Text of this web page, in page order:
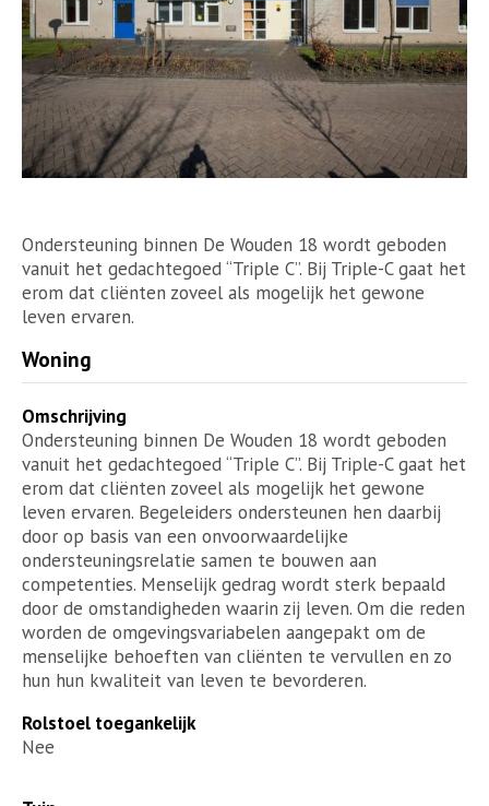
Ondersteuning binnen De Wouden 18 wordt geboden
vanuit het gedachtegoed “Triple C”. Bij Triple-C gaat het
erom dat cliënten zoveel als mogelijk het gewone
leven ervaren.
Woning
Omschrijving
Ondersteuning binnen De Wouden 18 wordt geboden
vanuit het gedachtegoed “Triple C”. Bij Triple-C gaat het
erom dat cliënten zoveel als mogelijk het gewone
leven ervaren. Begeleiders ondersteunen hen daarbij
door op basis van een onvoorwaardelijke
ondersteuningsrelatie samen te bouwen aan
competenties. Menselijk gedrag wordt sterk bepaald
door de omstandigheden waarin zij leven. Om die reden
worden de omgevingsvariabelen aangepakt om de
menselijke behoeften van cliënten te vervullen en zo
hun hun kwaliteit van leven te bevorderen.
Rolstoel toegankelijk
Nee